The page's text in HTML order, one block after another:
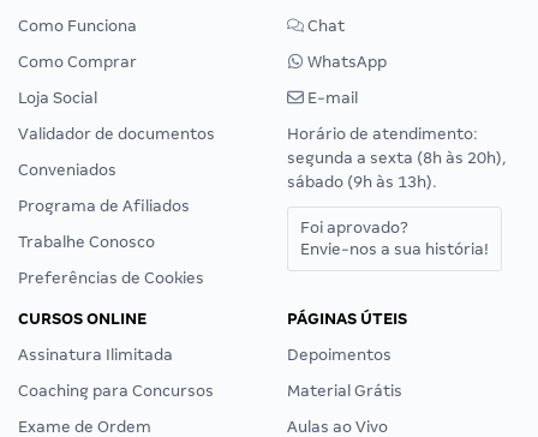
Como Funciona
Como Comprar
Loja Social
Validador de documentos
Conveniados
Programa de Afiliados
Trabalhe Conosco
Preferências de Cookies
Chat
WhatsApp
E-mail
Horário de atendimento:
segunda a sexta (8h às 20h),
sábado (9h às 13h).
Foi aprovado?
Envie-nos a sua história!
CURSOS ONLINE
Assinatura Ilimitada
Coaching para Concursos
Exame de Ordem
PÁGINAS ÚTEIS
Depoimentos
Material Grátis
Aulas ao Vivo